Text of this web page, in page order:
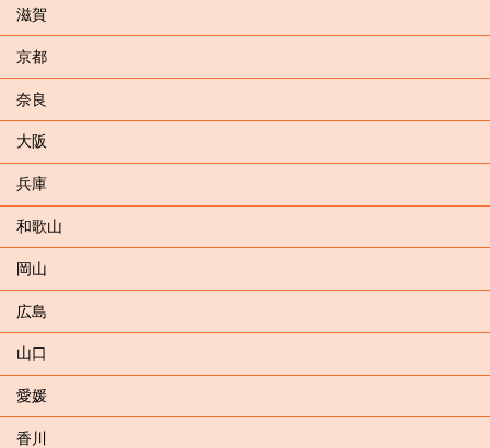
滋賀
京都
奈良
大阪
兵庫
和歌山
岡山
広島
山口
愛媛
香川